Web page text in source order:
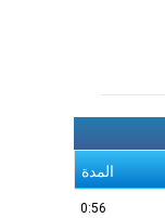
المدة
0:56